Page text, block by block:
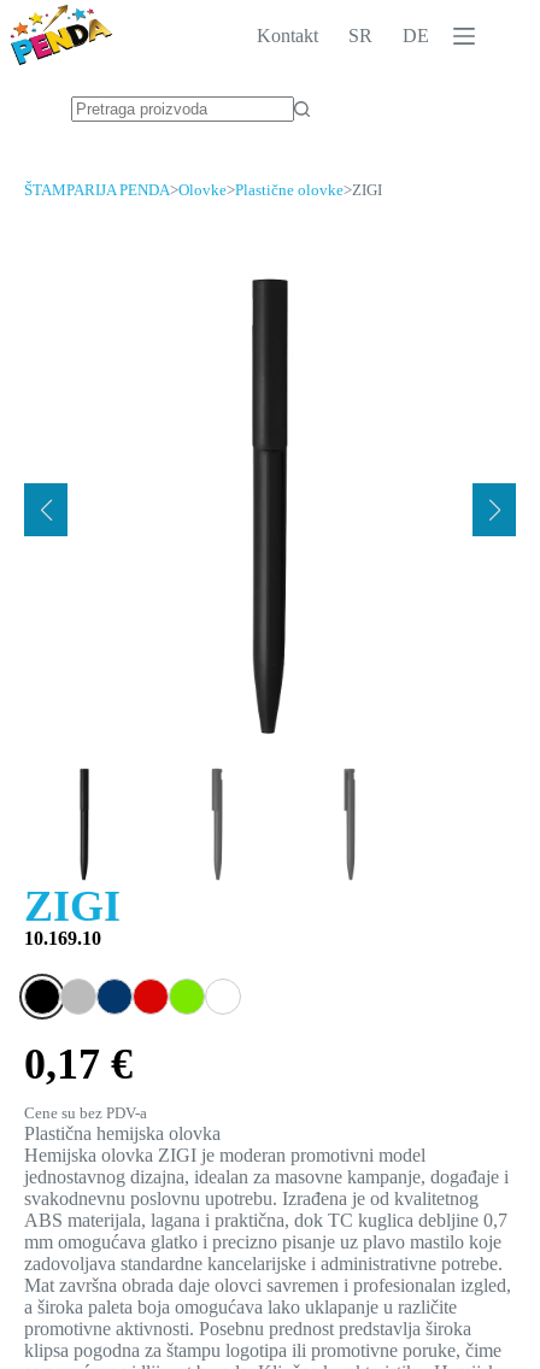
to
content
Kontakt SR DE
ŠTAMPARIJA PENDA>Olovke>Plastične olovke>ZIGI
ZIGI
10.169.10
0,17 €
Cene su bez PDV-a
Plastična hemijska olovka
Hemijska olovka ZIGI je moderan promotivni model
jednostavnog dizajna, idealan za masovne kampanje, događaje i
svakodnevnu poslovnu upotrebu. Izrađena je od kvalitetnog
ABS materijala, lagana i praktična, dok TC kuglica debljine 0,7
mm omogućava glatko i precizno pisanje uz plavo mastilo koje
zadovoljava standardne kancelarijske i administrativne potrebe.
Mat završna obrada daje olovci savremen i profesionalan izgled,
a široka paleta boja omogućava lako uklapanje u različite
promotivne aktivnosti. Posebnu prednost predstavlja široka
klipsa pogodna za štampu logotipa ili promotivne poruke, čime